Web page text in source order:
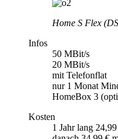
Home S Flex
Infos
50 MBit/s
20 MBit/s
mit Telefonflat
nur 1 Monat
HomeBox 3
Kosten
1 Jahr lang